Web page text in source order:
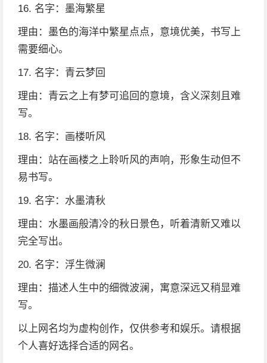
16. 名字：墨海繁星
理由：墨色的海洋中繁星点点，意境优美，书写上
需要细心。
17. 名字：青云梦回
理由：青云之上有梦可追回的意境，含义深刻且难
写。
18. 名字：画楼听风
理由：站在画楼之上聆听风的声响，形象生动但不
易书写。
19. 名字：水墨清秋
理由：水墨画般清冷的秋日景色，听着清新又难以
完全写出。
20. 名字：浮生微澜
理由：描述人生中的细微波澜，寓意深远又稍显难
写。
以上网名均为虚构创作，仅供参考和娱乐。请根据
个人喜好选择合适的网名。